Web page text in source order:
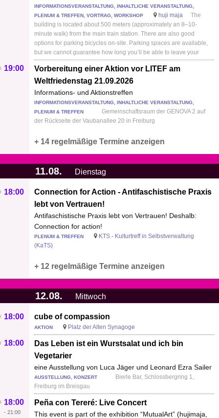
INFORMATIONSVERANSTALTUNG, INHALTLICHE VERANSTALTUNG,
PLENUM & TREFFEN, VORTRAG, WORKSHOP
huji maja
The
building is located about 500 meters (approximately an 8–10-
minute walk) from the main train station. There are also good
options for parking bicycles on-site. Parking spaces are available,
but we cannot guarantee how long you’ll be able to leave your
Vorbereitung einer Aktion vor LITEF am
Weltfriedenstag 21.09.2026
Informations- und Aktionstreffen
19:00
INFORMATIONSVERANSTALTUNG, INHALTLICHE VERANSTALTUNG,
PLENUM & TREFFEN
Gemeinschaftsraum der GENOVA 2 auf
der Rückseite der Vaubanallee 20 in Freiburg
+ 14 regelmäßige Termine anzeigen
11.08. Dienstag
Connection for Action - Antifaschistische Praxis
lebt von Vertrauen!
Antifaschistische Praxis lebt von Vertrauen! Deshalb:
Connection for action!
18:00
PLENUM & TREFFEN
KTS - Kulturtreff in Selbstverwaltung
(KaTS)
+ 12 regelmäßige Termine anzeigen
12.08. Mittwoch
cube of compassion
18:00
AKTION Platz der Alten Synagoge
Das Leben ist ein Wurstsalat und ich bin
Vegetarier
eine Ausstellung von Luca Jäger und Leonard Ezra Sailer
18:00
AUSSTELLUNG, KONZERT
Bierle Bar, Schlossbergring 1,
Freiburg im Breisgau
Peña con Tereré: Live Concert
This event is part of the exhibition “MutualArt” (hujimaja,
18:00
- 21:00